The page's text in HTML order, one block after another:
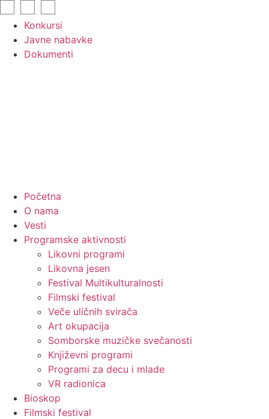
content
Konkursi
Javne nabavke
Dokumenti
Početna
O nama
Vesti
Programske aktivnosti
Likovni programi
Likovna jesen
Festival Multikulturalnosti
Filmski festival
Veče uličnih svirača
Art okupacija
Somborske muzičke svečanosti
Književni programi
Programi za decu i mlade
VR radionica
Bioskop
Filmski festival